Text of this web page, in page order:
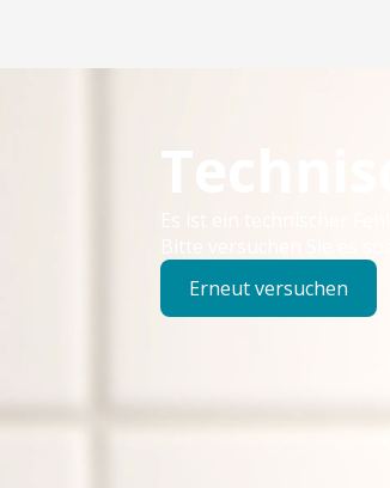
Es ist ein technischer
Bitte versuchen Sie es
Erneut versuchen